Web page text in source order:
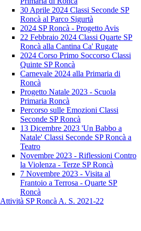
30 Aprile 2024 Classi Seconde SP
Roncà al Parco Sigurtà
2024 SP Roncà - Progetto Avis
22 Febbraio 2024 Classi Quarte SP
Roncà alla Cantina Ca' Rugate
2024 Corso Primo Soccorso Classi
Quinte SP Roncà
Carnevale 2024 alla Primaria di
Roncà
Progetto Natale 2023 - Scuola
Primaria Roncà
Percorso sulle Emozioni Classi
Seconde SP Roncà
13 Dicembre 2023 'Un Babbo a
Natale' Classi Seconde SP Roncà a
Teatro
Novembre 2023 - Riflessioni Contro
la Violenza - Terze SP Roncà
7 Novembre 2023 - Visita al
Frantoio a Terrosa - Quarte SP
Roncà
Attività SP Roncà A. S. 2021-22